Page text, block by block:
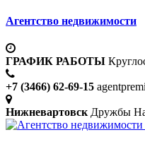
Агентство недвижимости
ГРАФИК РАБОТЫ
+7 (3466) 62-69-15
Нижневартовск Дружбы